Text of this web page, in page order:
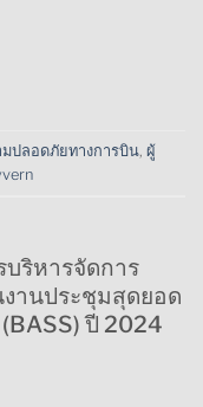
มปลอดภัยทางการบิน, ผู้
ริหารจัดการ
านประชุมสุดยอด
ปี 2024